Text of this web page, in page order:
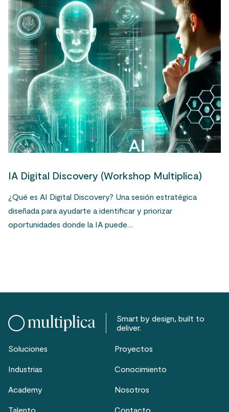
IA Digital Discovery (Workshop Multiplica)
¿Qué es AI Digital Discovery? Una sesión estratégica
diseñada para ayudarte a identificar y priorizar
oportunidades donde la IA puede…
Smart by design, built to
deliver.
Soluciones Proyectos
Industrias Conocimiento
Academy Nosotros
Talento Contacto